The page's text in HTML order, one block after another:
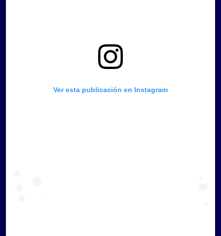
Ver esta publicación en Instagram